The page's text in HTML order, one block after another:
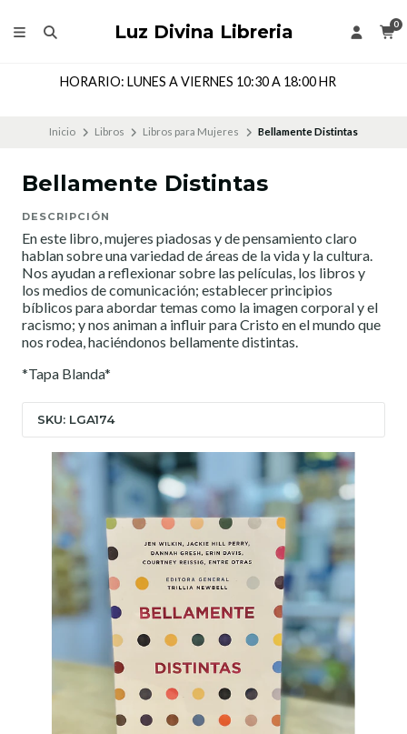
Luz Divina Libreria 0
HORARIO: LUNES A VIERNES 10:30 A 18:00 HR
Inicio Libros Libros para Mujeres Bellamente Distintas
Bellamente Distintas
DESCRIPCIÓN
En este libro, mujeres piadosas y de pensamiento claro
hablan sobre una variedad de áreas de la vida y la cultura.
Nos ayudan a reflexionar sobre las películas, los libros y
los medios de comunicación; establecer principios
bíblicos para abordar temas como la imagen corporal y el
racismo; y nos animan a influir para Cristo en el mundo que
nos rodea, haciéndonos bellamente distintas.
*Tapa Blanda*
SKU: LGA174